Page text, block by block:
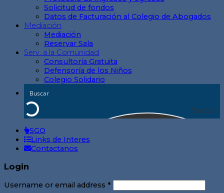
Solicitud de fondos
Datos de Facturación al Colegio de Abogados
Mediación
Mediación
Reservar Sala
Serv. a la Comunidad
Consultoría Gratuita
Defensoría de los Niños
Colegio Solidario
Search
SGO
Links de Interes
Contactanos
Login
Username or email address *